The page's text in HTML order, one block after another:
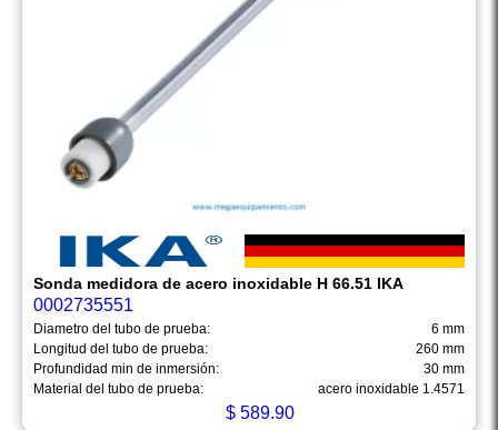
Sonda medidora de acero inoxidable H 66.51 IKA
0002735551
Diametro del tubo de prueba:
6 mm
Longitud del tubo de prueba:
260 mm
Profundidad min de inmersión:
30 mm
Material del tubo de prueba:
acero inoxidable 1.4571
$ 589.90